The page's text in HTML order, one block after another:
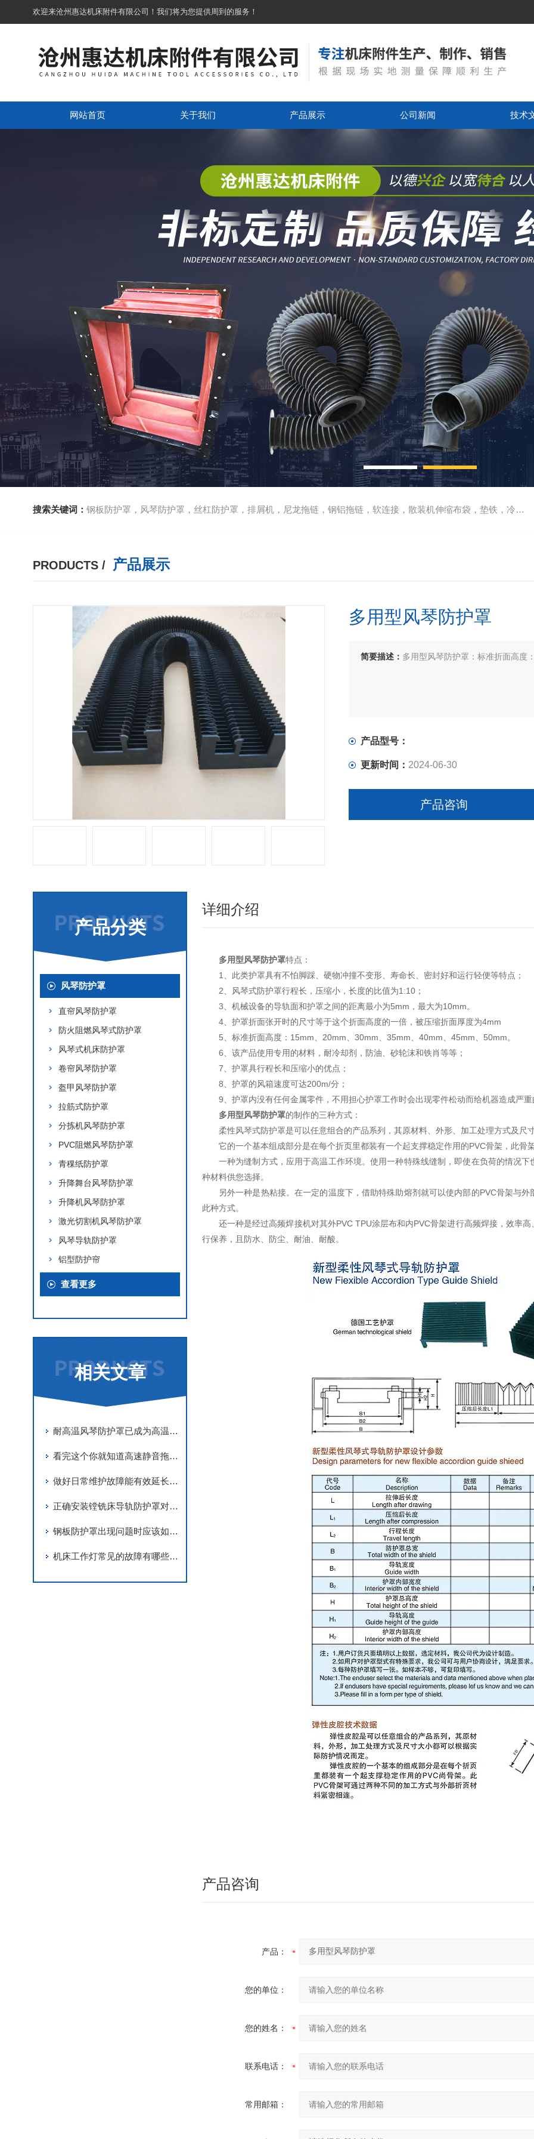
欢迎来沧州惠达机床附件有限公司！我们将为您提供周到的服务！
网站首页 关于我们 产品展示 公司新闻 技术
搜索关键词： 钢板防护罩，风琴防护罩，丝杠防护罩，排屑机，尼龙拖链，钢铝拖链，软连接，散装机伸缩布袋，垫铁，冷却管，刮屑板
PRODUCTS / 产品展示
多用型风琴防护罩
简要描述： 多用型风琴防护罩：标准折面高度
产品型号：
更新时间： 2024-06-30
产品咨询
产品分类
风琴防护罩
直帘风琴防护罩
防火阻燃风琴式防护罩
风琴式机床防护罩
卷帘风琴防护罩
盔甲风琴防护罩
拉筋式防护罩
分拣机风琴防护罩
PVC阻燃风琴防护罩
青稞纸防护罩
升降舞台风琴防护罩
升降机风琴防护罩
激光切割机风琴防护罩
风琴导轨防护罩
铝型防护帘
查看更多
相关文章
耐高温风琴防护罩已成为高温工况下关键保护装置
看完这个你就知道高速静音拖链的原理是什么啦
做好日常维护故障能有效延长阻燃风琴防护罩使用寿命
正确安装镗铣床导轨防护罩对保证工作人员的安全至关重要
钢板防护罩出现问题时应该如何处理？
机床工作灯常见的故障有哪些？应该如何处理？
详细介绍
多用型风琴防护罩特点：
1、此类护罩具有不怕脚踩、硬物冲撞不变形、寿命长、密封好和运行轻便等特点；
2、风琴式防护罩行程长，压缩小，长度的比值为1:10；
3、机械设备的导轨面和护罩之间的距离最小为5mm，最大为10mm。
4、护罩折面张开时的尺寸等于这个折面高度的一倍，被压缩折面厚度为4mm
5、标准折面高度：15mm、20mm、30mm、35mm、40mm、45mm、50mm。
6、该产品使用专用的材料，耐冷却剂，防油、砂轮沫和铁肖等等；
7、护罩具行程长和压缩小的优点；
8、护罩的风箱速度可达200m/分；
9、护罩内没有任何金属零件，不用担心护罩工作时会出现零件松动而给机器造成严
多用型风琴防护罩的制作的三种方式：
柔性风琴式防护罩是可以任意组合的产品系列，其原材料、外形、加工处理方式及尺
它的一个基本组成部分是在每个折页里都装有一个起支撑稳定作用的PVC骨架，此骨
一种为缝制方式，应用于高温工作环境。使用一种特殊线缝制，即使在负荷的情况
种材料供您选择。
另外一种是热粘接。在一定的温度下，借助特殊助熔剂就可以使内部的PVC骨架与
此种方式。
还一种是经过高频焊接机对其外PVC TPU涂层布和内PVC骨架进行高频焊接，效率
行保养，且防水、防尘、耐油、耐酸。
产品咨询
产品：
您的单位：
您的姓名：
联系电话：
常用邮箱：